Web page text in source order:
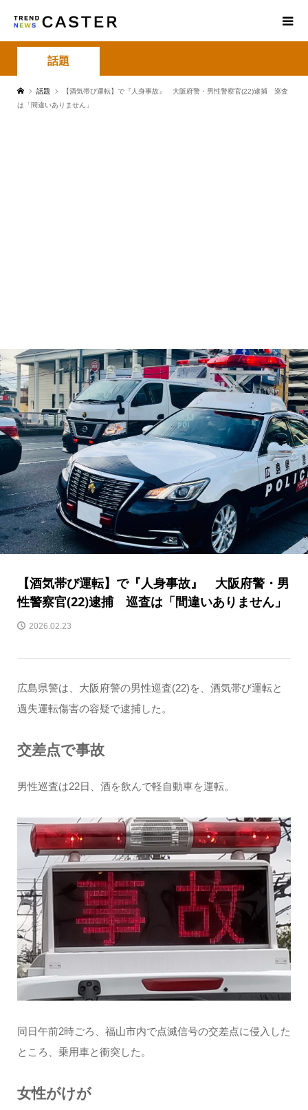
話題
話題
【酒気帯び運転】で『人身事故』 大阪府警・男性警察官(22)逮捕 巡査
は「間違いありません」
【酒気帯び運転】で『人身事故』 大阪府警・男
性警察官(22)逮捕 巡査は「間違いありません」
2026.02.23
広島県警は、大阪府警の男性巡査(22)を、酒気帯び運転と
過失運転傷害の容疑で逮捕した。
交差点で事故
男性巡査は22日、酒を飲んで軽自動車を運転。
同日午前2時ごろ、福山市内で点滅信号の交差点に侵入した
ところ、乗用車と衝突した。
女性がけが